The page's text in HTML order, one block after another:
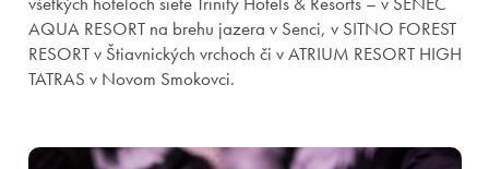
AQUA RESORT na brehu jazera v Senci, v SITNO FOREST
RESORT v Štiavnických vrchoch či v ATRIUM RESORT HIGH
TATRAS v Novom Smokovci.